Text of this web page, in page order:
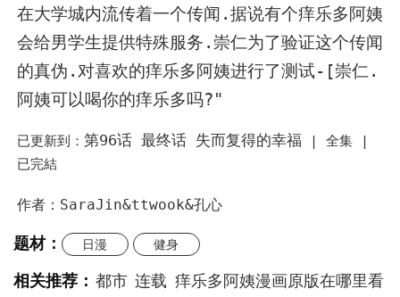
在大学城内流传着一个传闻.据说有个痒乐多阿姨
会给男学生提供特殊服务.崇仁为了验证这个传闻
的真伪.对喜欢的痒乐多阿姨进行了测试-[崇仁.
阿姨可以喝你的痒乐多吗?"
已更新到： 第96话 最终话 失而复得的幸福 | 全集 |
已完結
作者：SaraJin&ttwook&孔心
题材： 日漫 健身
相关推荐： 都市 连载 痒乐多阿姨漫画原版在哪里看